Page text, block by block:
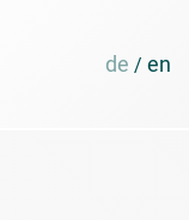
de / en